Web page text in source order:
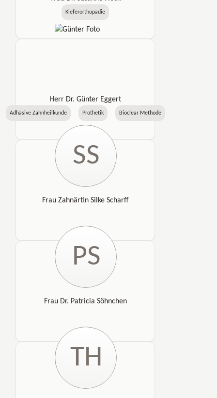
Kieferorthopädie
Herr Dr. Günter Eggert
Adhäsive Zahnheilkunde Prothetik Bioclear Methode
SS
Frau Zahnärtin Silke Scharff
PS
Frau Dr. Patricia Söhnchen
TH